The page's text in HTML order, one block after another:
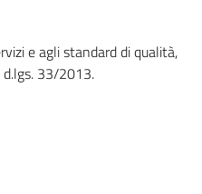
e agli standard di qualità,
33/2013.